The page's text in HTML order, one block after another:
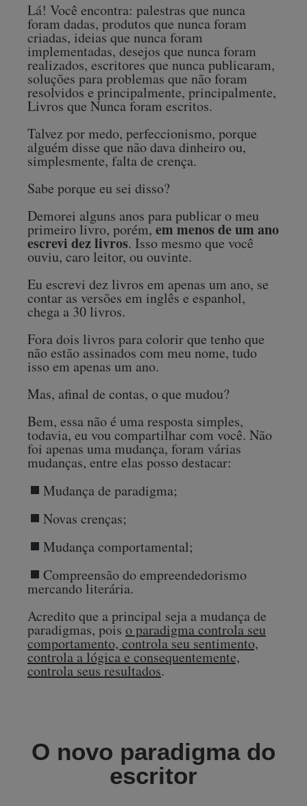
Lá! Você encontra: palestras que nunca
foram dadas, produtos que nunca foram
criadas, ideias que nunca foram
implementadas, desejos que nunca foram
realizados, escritores que nunca publicaram,
soluções para problemas que não foram
resolvidos e principalmente, principalmente,
Livros que Nunca foram escritos.
Talvez por medo, perfeccionismo, porque
alguém disse que não dava dinheiro ou,
simplesmente, falta de crença.
Sabe porque eu sei disso?
Demorei alguns anos para publicar o meu
primeiro livro, porém, em menos de um ano
escrevi dez livros. Isso mesmo que você
ouviu, caro leitor, ou ouvinte.
Eu escrevi dez livros em apenas um ano, se
contar as versões em inglês e espanhol,
chega a 30 livros.
Fora dois livros para colorir que tenho que
não estão assinados com meu nome, tudo
isso em apenas um ano.
Mas, afinal de contas, o que mudou?
Bem, essa não é uma resposta simples,
todavia, eu vou compartilhar com você. Não
foi apenas uma mudança, foram várias
mudanças, entre elas posso destacar:
Mudança de paradigma;
Novas crenças;
Mudança comportamental;
Compreensão do empreendedorismo
mercando literária.
Acredito que a principal seja a mudança de
paradigmas, pois o paradigma controla seu
comportamento, controla seu sentimento,
controla a lógica e consequentemente,
controla seus resultados.
O novo paradigma do
escritor